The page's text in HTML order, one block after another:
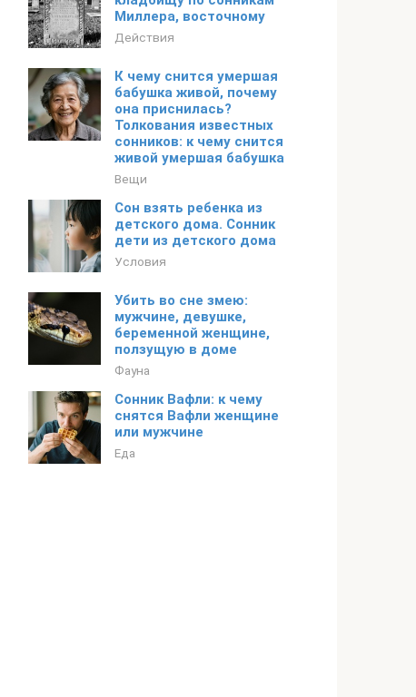
Миллера, восточному
Действия
К чему снится умершая
бабушка живой, почему
она приснилась?
Толкования известных
сонников: к чему снится
живой умершая бабушка
Вещи
Сон взять ребенка из
детского дома. Сонник
дети из детского дома
Условия
Убить во сне змею:
мужчине, девушке,
беременной женщине,
ползущую в доме
Фауна
Сонник Вафли: к чему
снятся Вафли женщине
или мужчине
Еда